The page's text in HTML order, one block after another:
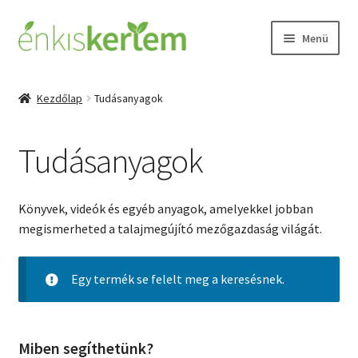
Ugrás
a
Kilépés
a
Menü
Biostimulátorok
Tápanyagok
Csomagok
Kezdőlap Tudásanyagok
Tudásanyagok
Könyvek, videók és egyéb anyagok, amelyekkel jobban
megismerheted a talajmegújító mezőgazdaság világát.
Egy termék se felelt meg a keresésnek.
Miben segíthetünk?